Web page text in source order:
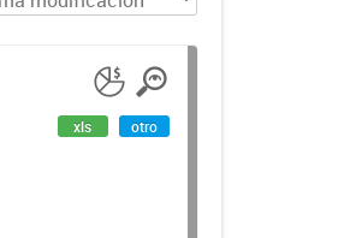
xls otro